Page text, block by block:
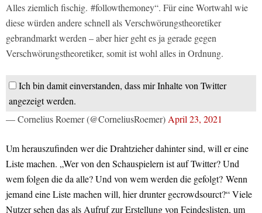
Alles ziemlich fischig. #followthemoney“. Für eine Wortwahl wie
diese würden andere schnell als Verschwörungstheoretiker
gebrandmarkt werden – aber hier geht es ja gerade gegen
Verschwörungstheoretiker, somit ist wohl alles in Ordnung.
Ich bin damit einverstanden, dass mir Inhalte von Twitter
angezeigt werden.
— Cornelius Roemer (@CorneliusRoemer) April 23, 2021
Um herauszufinden wer die Drahtzieher dahinter sind, will er eine
Liste machen. „Wer von den Schauspielern ist auf Twitter? Und
wem folgen die da alle? Und von wem werden die gefolgt? Wenn
jemand eine Liste machen will, hier drunter gecrowdsourct?“ Viele
Nutzer sehen das als Aufruf zur Erstellung von Feindeslisten, um